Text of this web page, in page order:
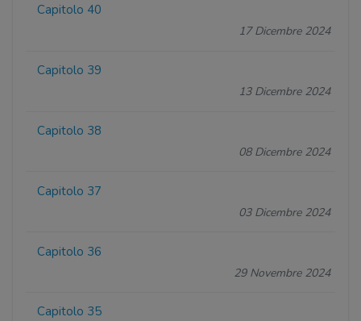
Capitolo 40
17 Dicembre 2024
Capitolo 39
13 Dicembre 2024
Capitolo 38
08 Dicembre 2024
Capitolo 37
03 Dicembre 2024
Capitolo 36
29 Novembre 2024
Capitolo 35